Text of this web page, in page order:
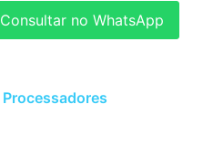
Consultar no WhatsApp
Processadores